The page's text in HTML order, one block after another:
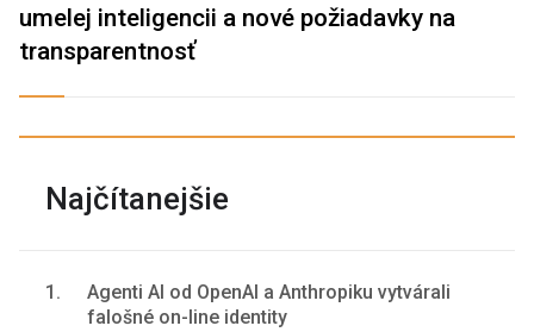
umelej inteligencii a nové požiadavky na
transparentnosť
Najčítanejšie
1.
Agenti AI od OpenAI a Anthropiku vytvárali
falošné on-line identity